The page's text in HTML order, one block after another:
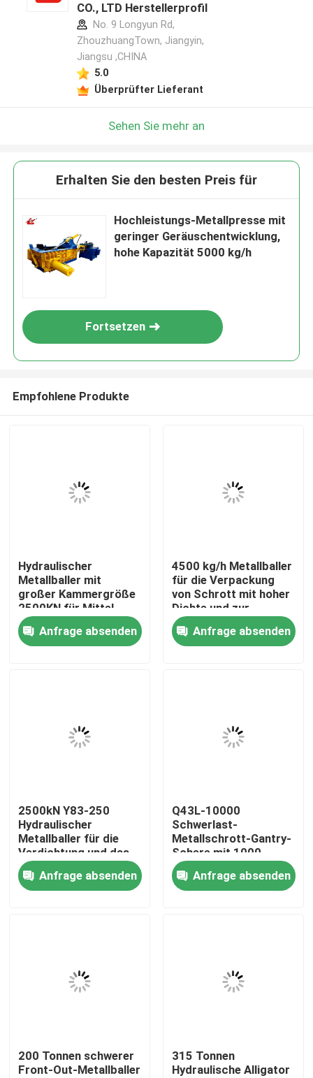
Werksbesichtigung
Qualitätskontrolle
Kontakt mit uns
Rechtssachen
Industrielle Ballenpreßmaschine
CO., LTD Herstellerprofil
No. 9 Longyun Rd,
ZhouzhuangTown, Jiangyin,
Jiangsu ,CHINA
5.0
Überprüfter Lieferant
Sehen Sie mehr an
Erhalten Sie den besten Preis für
Hochleistungs-Metallpresse mit
geringer Geräuschentwicklung,
hohe Kapazität 5000 kg/h
Fortsetzen
Empfohlene Produkte
Hydraulischer
Metallballer mit
großer Kammergröße
2500KN für Mittel-
und
Großschrottrecyclingprojekte
Anfrage absenden
4500 kg/h Metallballer
für die Verpackung
von Schrott mit hoher
Dichte und zur
Reduzierung der
Transportkosten
Anfrage absenden
2500kN Y83-250
Hydraulischer
Metallballer für die
Verdichtung und das
Recycling von
Metallschrott mit
vollautomatischem
Anfrage absenden
Q43L-10000
Schwerlast-
Metallschrott-Gantry-
Schere mit 1000-
Tonnen-Schneidkraft
und 8000mm-
Zuführkammer
Anfrage absenden
200 Tonnen schwerer
Front-Out-Metallballer
315 Tonnen
Hydraulische Alligator